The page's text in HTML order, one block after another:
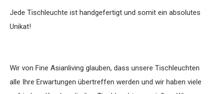
Jede Tischleuchte ist handgefertigt und somit ein absolutes
Unikat!
Wir von Fine Asianliving glauben, dass unsere Tischleuchten
alle Ihre Erwartungen übertreffen werden und wir haben viele